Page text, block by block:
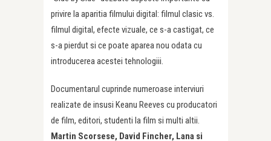
privire la aparitia filmului digital: filmul clasic vs.
filmul digital, efecte vizuale, ce s-a castigat, ce
s-a pierdut si ce poate aparea nou odata cu
introducerea acestei tehnologiii.
Documentarul cuprinde numeroase interviuri
realizate de insusi Keanu Reeves cu producatori
de film, editori, studenti la film si multi altii.
Martin Scorsese, David Fincher, Lana si